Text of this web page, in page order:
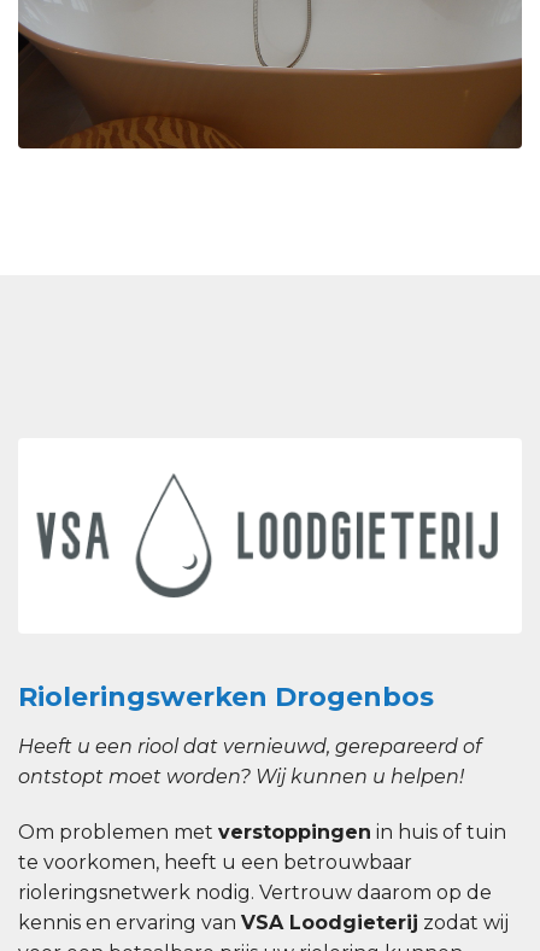
Rioleringswerken Drogenbos
Heeft u een riool dat vernieuwd, gerepareerd of
ontstopt moet worden? Wij kunnen u helpen!
Om problemen met verstoppingen in huis of tuin
te voorkomen, heeft u een betrouwbaar
rioleringsnetwerk nodig. Vertrouw daarom op de
kennis en ervaring van VSA Loodgieterij zodat wij